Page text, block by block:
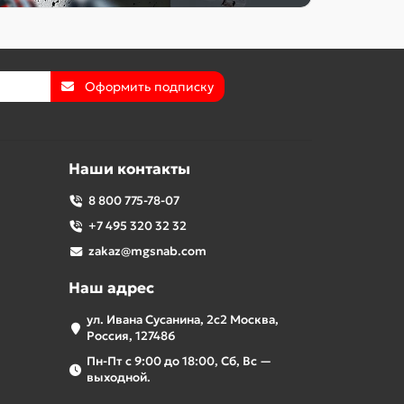
Оформить подписку
Наши контакты
8 800 775-78-07
+7 495 320 32 32
zakaz@mgsnab.com
Наш адрес
ул. Ивана Сусанина, 2с2 Москва,
Россия, 127486
Пн-Пт с 9:00 до 18:00, Сб, Вс —
выходной.